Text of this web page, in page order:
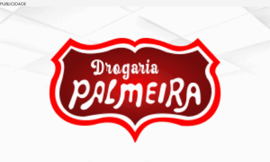
PUBLICIDADE